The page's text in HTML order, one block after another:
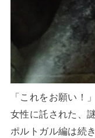
「これをお願い！」
女性に託された、
ポルトガル編は続き